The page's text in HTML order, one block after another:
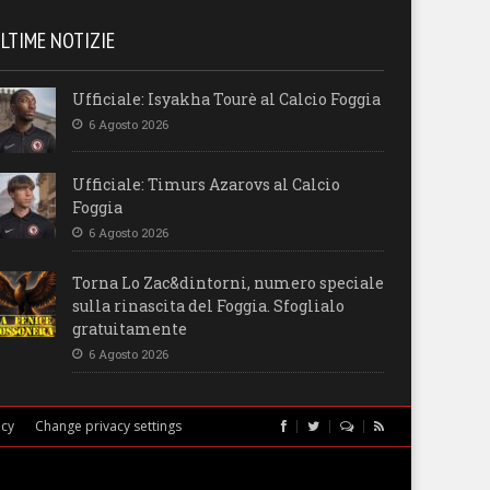
NOTIZIE
Ufficiale: Isyakha Tourè al Calcio Foggia
6 Agosto 2026
Ufficiale: Timurs Azarovs al Calcio
Foggia
6 Agosto 2026
Torna Lo Zac&dintorni, numero speciale
sulla rinascita del Foggia. Sfoglialo
gratuitamente
6 Agosto 2026
Change privacy settings